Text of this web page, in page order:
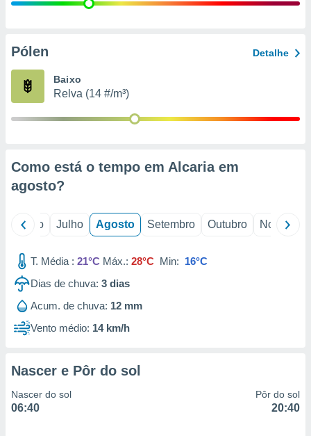
e
de
Pólen Detalhe
Baixo
Relva (14 #/m³)
Como está o tempo em Alcaria em
agosto?
Junho Julho Agosto Setembro Outubro Novembro
T. Média : 21°C Máx.: 28°C Min: 16°C
Dias de chuva: 3 dias
Acum. de chuva: 12 mm
Vento médio: 14 km/h
Nascer e Pôr do sol
Nascer do sol
06:40
Pôr do sol
20:40